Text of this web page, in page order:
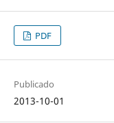
PDF
Publicado
2013-10-01